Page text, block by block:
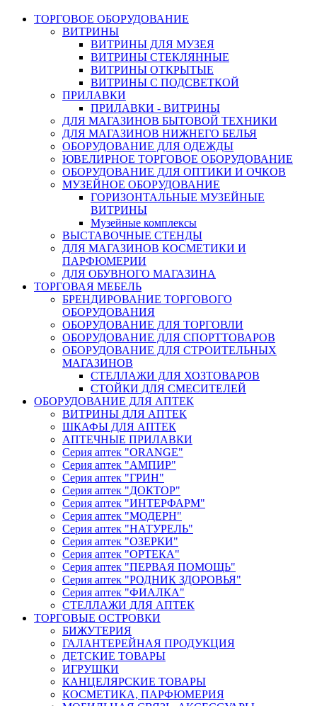
ТОРГОВОЕ ОБОРУДОВАНИЕ
ВИТРИНЫ
ВИТРИНЫ ДЛЯ МУЗЕЯ
ВИТРИНЫ СТЕКЛЯННЫЕ
ВИТРИНЫ ОТКРЫТЫЕ
ВИТРИНЫ С ПОДСВЕТКОЙ
ПРИЛАВКИ
ПРИЛАВКИ - ВИТРИНЫ
ДЛЯ МАГАЗИНОВ БЫТОВОЙ ТЕХНИКИ
ДЛЯ МАГАЗИНОВ НИЖНЕГО БЕЛЬЯ
ОБОРУДОВАНИЕ ДЛЯ ОДЕЖДЫ
ЮВЕЛИРНОЕ ТОРГОВОЕ ОБОРУДОВАНИЕ
ОБОРУДОВАНИЕ ДЛЯ ОПТИКИ И ОЧКОВ
МУЗЕЙНОЕ ОБОРУДОВАНИЕ
ГОРИЗОНТАЛЬНЫЕ МУЗЕЙНЫЕ
ВИТРИНЫ
Музейные комплексы
ВЫСТАВОЧНЫЕ СТЕНДЫ
ДЛЯ МАГАЗИНОВ КОСМЕТИКИ И
ПАРФЮМЕРИИ
ДЛЯ ОБУВНОГО МАГАЗИНА
ТОРГОВАЯ МЕБЕЛЬ
БРЕНДИРОВАНИЕ ТОРГОВОГО
ОБОРУДОВАНИЯ
ОБОРУДОВАНИЕ ДЛЯ ТОРГОВЛИ
ОБОРУДОВАНИЕ ДЛЯ СПОРТТОВАРОВ
ОБОРУДОВАНИЕ ДЛЯ СТРОИТЕЛЬНЫХ
МАГАЗИНОВ
СТЕЛЛАЖИ ДЛЯ ХОЗТОВАРОВ
СТОЙКИ ДЛЯ СМЕСИТЕЛЕЙ
ОБОРУДОВАНИЕ ДЛЯ АПТЕК
ВИТРИНЫ ДЛЯ АПТЕК
ШКАФЫ ДЛЯ АПТЕК
АПТЕЧНЫЕ ПРИЛАВКИ
Серия аптек "ORANGE"
Серия аптек "АМПИР"
Серия аптек "ГРИН"
Серия аптек "ДОКТОР"
Серия аптек "ИНТЕРФАРМ"
Серия аптек "МОДЕРН"
Серия аптек "НАТУРЕЛЬ"
Серия аптек "ОЗЕРКИ"
Серия аптек "ОРТЕКА"
Серия аптек "ПЕРВАЯ ПОМОЩЬ"
Серия аптек "РОДНИК ЗДОРОВЬЯ"
Серия аптек "ФИАЛКА"
СТЕЛЛАЖИ ДЛЯ АПТЕК
ТОРГОВЫЕ ОСТРОВКИ
БИЖУТЕРИЯ
ГАЛАНТЕРЕЙНАЯ ПРОДУКЦИЯ
ДЕТСКИЕ ТОВАРЫ
ИГРУШКИ
КАНЦЕЛЯРСКИЕ ТОВАРЫ
КОСМЕТИКА, ПАРФЮМЕРИЯ